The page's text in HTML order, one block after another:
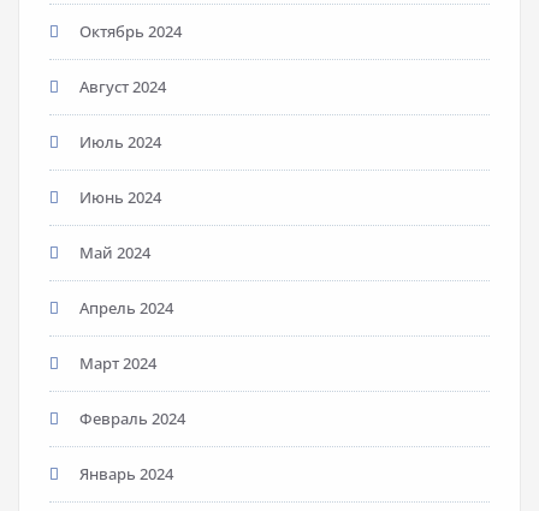
Октябрь 2024
Август 2024
Июль 2024
Июнь 2024
Май 2024
Апрель 2024
Март 2024
Февраль 2024
Январь 2024